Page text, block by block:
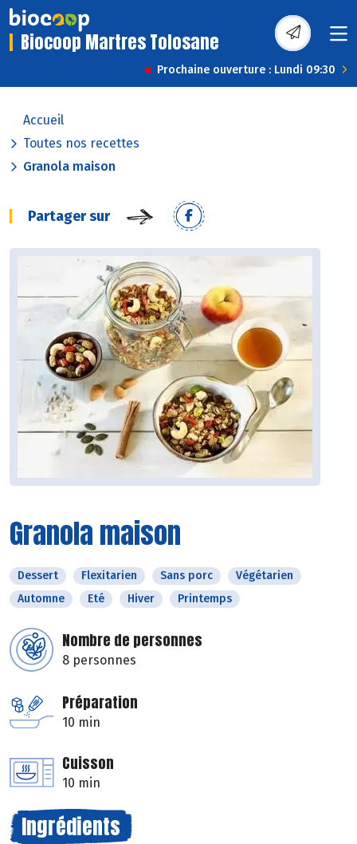
Biocoop Martres Tolosane
Prochaine ouverture : Lundi 09:30
Accueil
Toutes nos recettes
Granola maison
Partager sur
Granola maison
Dessert Flexitarien Sans porc
Végétarien
Automne
Eté Hiver Printemps
Nombre de personnes
8 personnes
Préparation
10 min
Cuisson
10 min
Ingrédients